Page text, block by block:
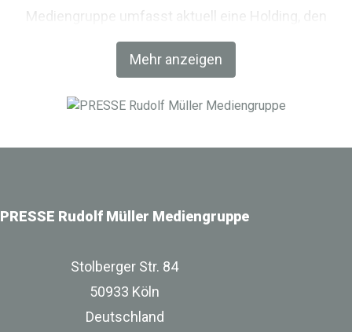
Mehr anzeigen
Mediengruppe umfasst aktuell eine Holding, den
Fachverlag RM Rudolf Müller Medien und mit der BIM
World MUNICH eine Netzwerkplattform für Akteure der
PRESSE Rudolf Müller Mediengruppe
Stolberger Str. 84
50933 Köln
Deutschland